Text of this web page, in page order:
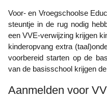
Voor- en Vroegschoolse Educatie is voor kinderen die een extra
steuntje in de rug nodig
een VVE-verwijzing krijgen
kinderopvang extra
voorbereid starten op de
van de basisschool krijgen
Aanmelden voor